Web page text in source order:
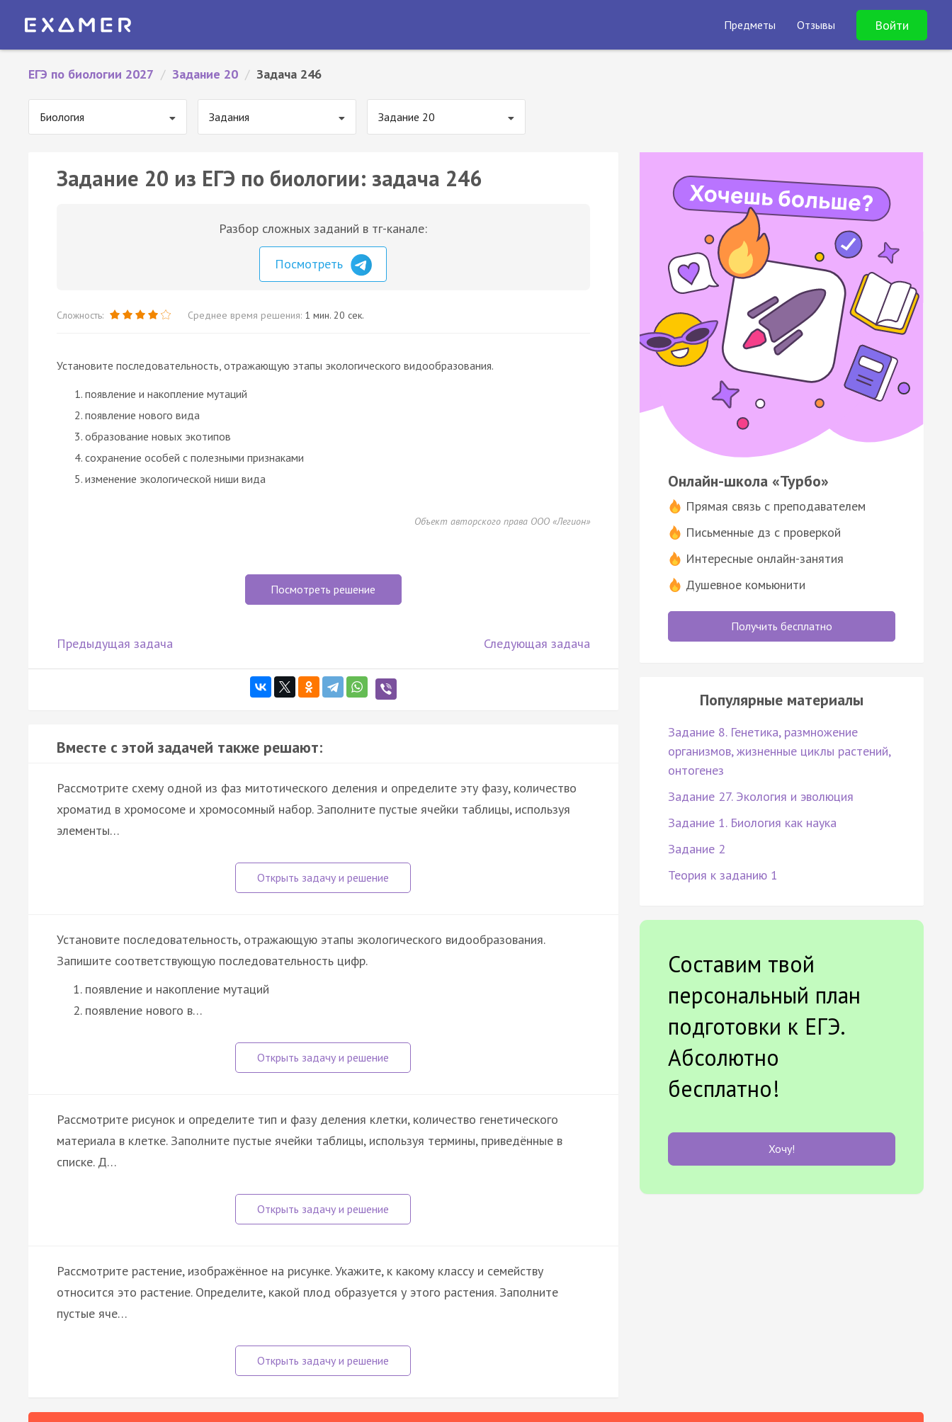
Предметы Отзывы Войти
ЕГЭ по биологии 2027 / Задание 20 / Задача 246
Биология Задания Задание 20
Задание 20 из ЕГЭ по биологии: задача 246
Разбор сложных заданий в тг-канале:
Посмотреть
Сложность: Среднее время решения: 1 мин. 20 сек.
Установите последовательность, отражающую этапы экологического видообразования.
появление и накопление мутаций
появление нового вида
образование новых экотипов
сохранение особей с полезными признаками
изменение экологической ниши вида
Объект авторского права ООО «Легион»
Посмотреть решение
Предыдущая задача Следующая задача
Вместе с этой задачей также решают:
Рассмотрите схему одной из фаз митотического деления и определите эту фазу, количество
хроматид в хромосоме и хромосомный набор. Заполните пустые ячейки таблицы, используя
элементы…
Установите последовательность, отражающую этапы экологического видообразования.
Запишите соответствующую последовательность цифр.
появление и накопление мутаций
появление нового в…
Рассмотрите рисунок и определите тип и фазу деления клетки, количество генетического
материала в клетке. Заполните пустые ячейки таблицы, используя термины, приведённые в
списке. Д…
Рассмотрите растение, изображённое на рисунке. Укажите, к какому классу и семейству
относится это растение. Определите, какой плод образуется у этого растения. Заполните
пустые яче…
Онлайн-школа «Турбо»
Прямая связь с преподавателем
Письменные дз с проверкой
Интересные онлайн-занятия
Душевное комьюнити
Получить бесплатно
Популярные материалы
Задание 8. Генетика, размножение
организмов, жизненные циклы растений,
онтогенез
Задание 27. Экология и эволюция
Задание 1. Биология как наука
Задание 2
Теория к заданию 1
Составим твой
персональный план
подготовки к ЕГЭ.
Абсолютно
бесплатно!
Хочу!